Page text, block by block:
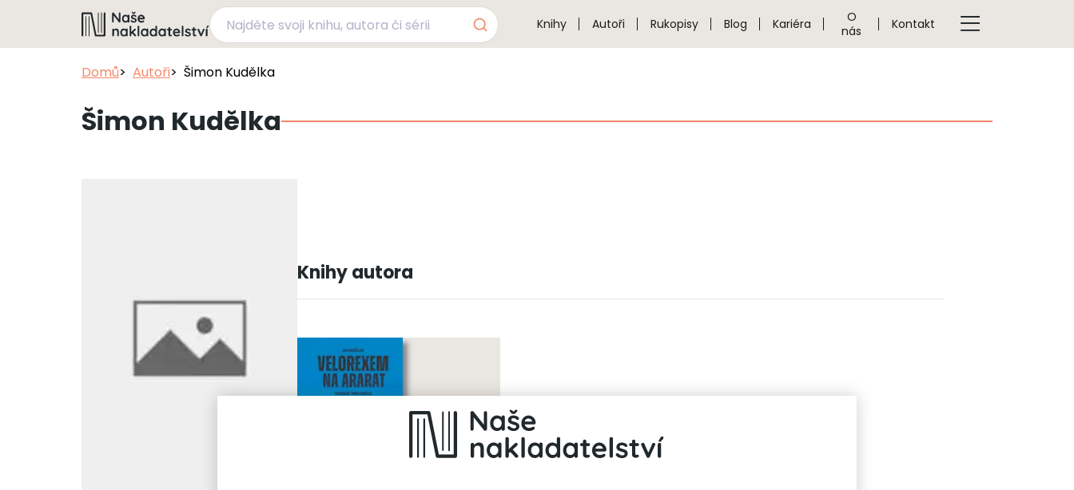
Knihy Autoři Rukopisy Blog Kariéra
O
nás
Kontakt
Domů Autoři Šimon Kudělka
Šimon Kudělka
Knihy autora